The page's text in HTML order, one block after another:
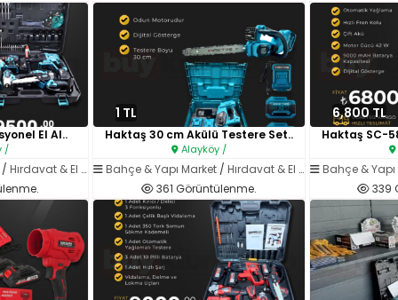
El Al..
/
Hırdavat & El Aletleri
1 TL
Haktaş 30 cm Akülü Testere Set..
Alayköy /
Bahçe & Yapı Market/ Hırdavat & El Aletleri
361 Görüntülenme.
6,800 TL
Haktaş SC-
Bahçe &
339